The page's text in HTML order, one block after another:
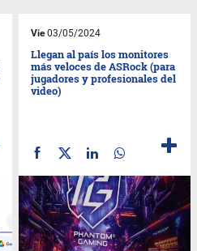
Vie03/05/2024
Llegan al país los monitores
más veloces de ASRock (para
jugadores y profesionales del
video)